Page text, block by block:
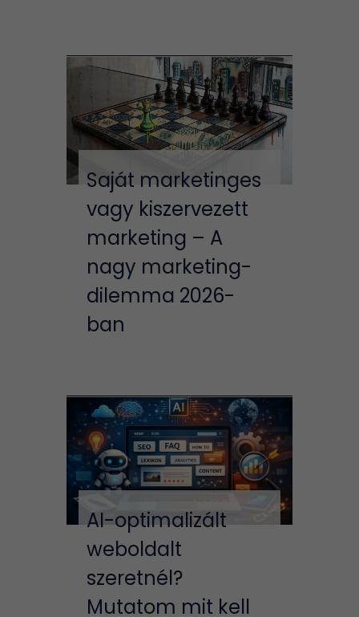
Saját marketinges
vagy kiszervezett
marketing – A
nagy marketing-
dilemma 2026-
ban
AI-optimalizált
weboldalt
szeretnél?
Mutatom mit kell